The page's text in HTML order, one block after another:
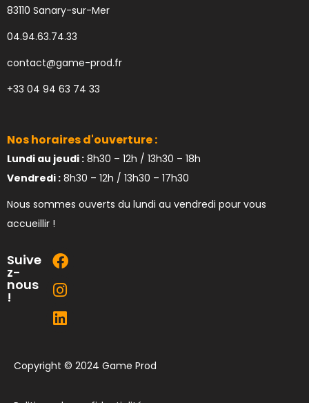
83110 Sanary-sur-Mer
04.94.63.74.33
contact@game-prod.fr
+33 04 94 63 74 33
Nos horaires d'ouverture :
Lundi au jeudi : 8h30 – 12h / 13h30 – 18h
Vendredi : 8h30 – 12h / 13h30 – 17h30
Nous sommes ouverts du lundi au vendredi pour vous
accueillir !
Suive
z-
nous
!
Copyright © 2024 Game Prod